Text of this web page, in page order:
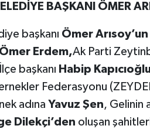
BAŞKANI ÖMER
başkanı Ömer Arısoy’un
Ömer Erdem,Ak Parti
başkanı Habip
Federasyonu
adına Yavuz Şen, Gelinin
Dilekçi’den oluşan